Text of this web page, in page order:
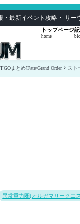
・最新イベント攻略・ サー
トップページ
home
[FGOまとめ]Fate/Grand Order スト
異常重力圏(オルガマリークエ